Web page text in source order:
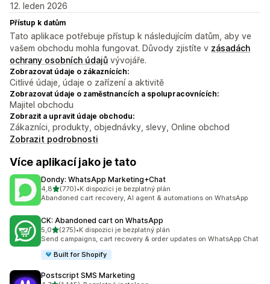
12. leden 2026
Přístup k datům
Tato aplikace potřebuje přístup k následujícím datům, aby ve
vašem obchodu mohla fungovat. Důvody zjistíte v zásadách
ochrany osobních údajů vývojáře.
Zobrazovat údaje o zákaznících:
Citlivé údaje, údaje o zařízení a aktivitě
Zobrazovat údaje o zaměstnancích a spolupracovnících:
Majitel obchodu
Zobrazit a upravit údaje obchodu:
Zákazníci, produkty, objednávky, slevy, Online obchod
Zobrazit podrobnosti
Více aplikací jako je tato
Dondy: WhatsApp Marketing+Chat
4,8z 5 hvězd
(770)
Celkový počet recenzí: 770
•K dispozici je bezplatný plán
Abandoned cart recovery, AI agent & automations on WhatsApp
CK: Abandoned cart on WhatsApp
5,0z 5 hvězd
(275)
Celkový počet recenzí: 275
•K dispozici je bezplatný plán
Send campaigns, cart recovery & order updates on WhatsApp Chat
Built for Shopify
Postscript SMS Marketing